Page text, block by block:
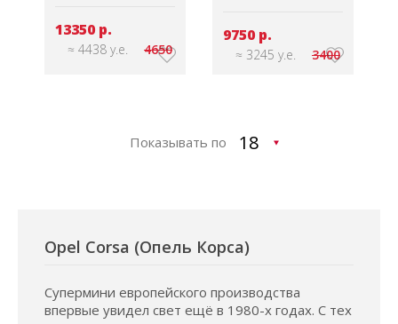
13350 р.
≈ 4438 у.е. 4650
9750 р.
≈ 3245 у.е. 3400
Показывать по
Opel Corsa (Опель Корса)
Супермини европейского производства
впервые увидел свет ещё в 1980-х годах. С тех